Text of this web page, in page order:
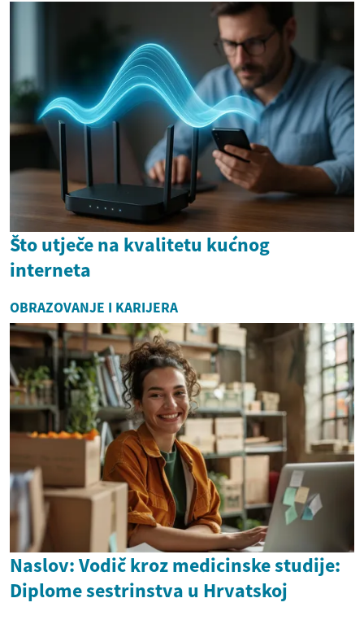
Što utječe na kvalitetu kućnog
interneta
OBRAZOVANJE I KARIJERA
Naslov: Vodič kroz medicinske studije:
Diplome sestrinstva u Hrvatskoj